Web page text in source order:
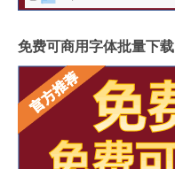
免费可商用字体批量下载